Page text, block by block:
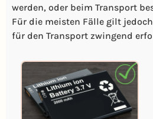
werden, oder beim Transport
Für die meisten Fälle gilt
für den Transport zwingend